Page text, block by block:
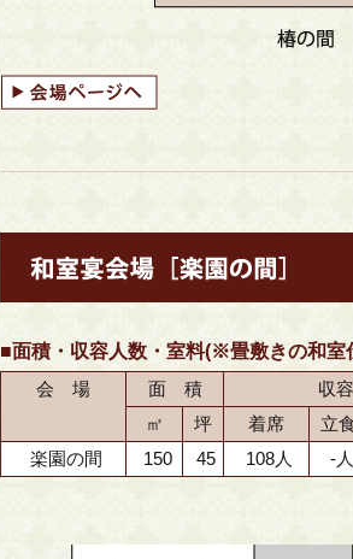
■面積・収容人数・室料(※畳敷きの和
会 場
面 積 収
㎡
坪 着席 立
楽園の間
150 45 108人 -人